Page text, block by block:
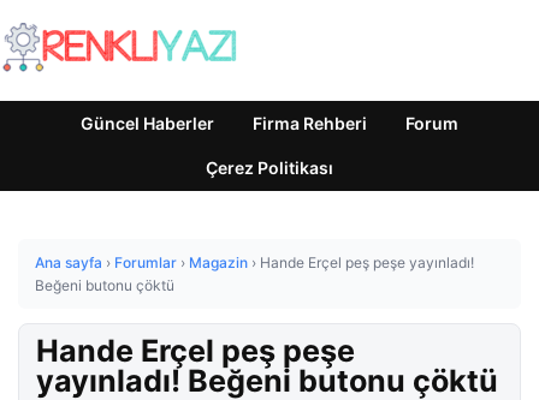
Güncel Haberler Firma Rehberi Forum
Çerez Politikası
Ana sayfa › Forumlar › Magazin › Hande Erçel peş peşe yayınladı!
Beğeni butonu çöktü
Hande Erçel peş peşe
yayınladı! Beğeni butonu çöktü